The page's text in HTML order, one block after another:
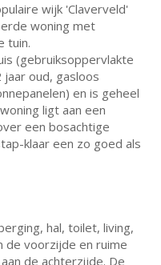
wijk 'Claverveld'
woning met
tuin.
(gebruiksoppervlakte
jaar oud, gasloos
en is geheel
ligt aan een
een bosachtige
klaar een zo goed als
hal, toilet, living,
de voorzijde en ruime
de achterzijde. De